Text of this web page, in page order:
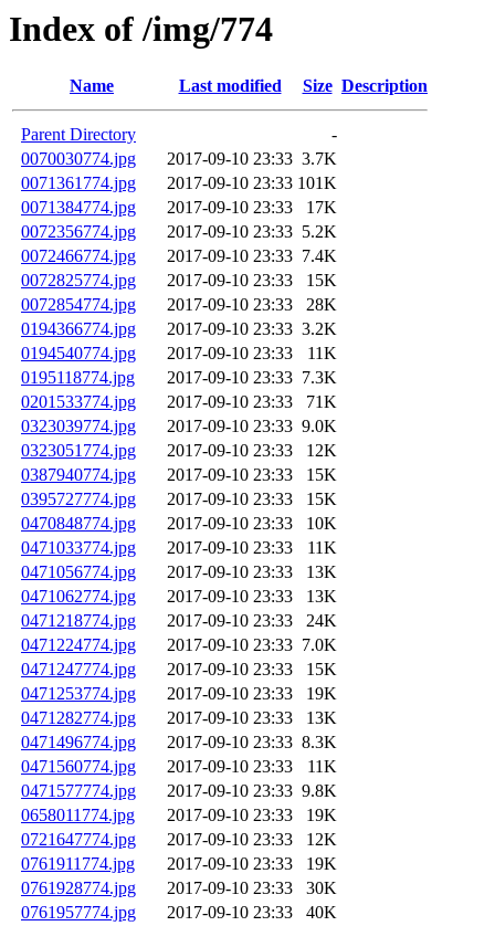
Index of /img/774
Name Last modified Size Description
Parent Directory
-
0070030774.jpg
2017-09-10 23:33 3.7K
0071361774.jpg
2017-09-10 23:33 101K
0071384774.jpg
2017-09-10 23:33
17K
0072356774.jpg
2017-09-10 23:33 5.2K
0072466774.jpg
2017-09-10 23:33 7.4K
0072825774.jpg
2017-09-10 23:33
15K
0072854774.jpg
2017-09-10 23:33
28K
0194366774.jpg
2017-09-10 23:33 3.2K
0194540774.jpg
2017-09-10 23:33
11K
0195118774.jpg
2017-09-10 23:33 7.3K
0201533774.jpg
2017-09-10 23:33
71K
0323039774.jpg
2017-09-10 23:33 9.0K
0323051774.jpg
2017-09-10 23:33
12K
0387940774.jpg
2017-09-10 23:33
15K
0395727774.jpg
2017-09-10 23:33
15K
0470848774.jpg
2017-09-10 23:33
10K
0471033774.jpg
2017-09-10 23:33
11K
0471056774.jpg
2017-09-10 23:33
13K
0471062774.jpg
2017-09-10 23:33
13K
0471218774.jpg
2017-09-10 23:33
24K
0471224774.jpg
2017-09-10 23:33 7.0K
0471247774.jpg
2017-09-10 23:33
15K
0471253774.jpg
2017-09-10 23:33
19K
0471282774.jpg
2017-09-10 23:33
13K
0471496774.jpg
2017-09-10 23:33 8.3K
0471560774.jpg
2017-09-10 23:33
11K
0471577774.jpg
2017-09-10 23:33 9.8K
0658011774.jpg
2017-09-10 23:33
19K
0721647774.jpg
2017-09-10 23:33
12K
0761911774.jpg
2017-09-10 23:33
19K
0761928774.jpg
2017-09-10 23:33
30K
0761957774.jpg
2017-09-10 23:33
40K